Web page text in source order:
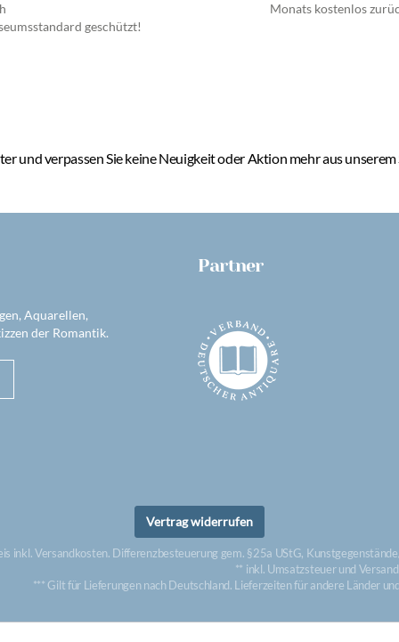
geschützt!
Monats kostenlos
und verpassen Sie keine Neuigkeit oder Aktion mehr aus unserem
Aquarellen,
der Romantik.
Partner
Vertrag widerrufen
inkl. Versandkosten. Differenzbesteuerung gem. §25a UStG,
** inkl. Umsatzsteuer und
*** Gilt für Lieferungen nach Deutschland. Lieferzeiten für andere Länder